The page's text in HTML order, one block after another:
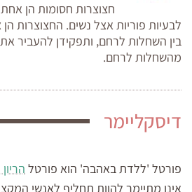
חצוצרות חסומות הן
לבעיות פוריות אצל נשים. החצוצרות
בין השחלות לרחם, ותפקידן להעביר
מהשחלות לרחם.
דיסקליימר
פורטל 'ללדת באהבה' הוא פורטל
אינו מתיימר להוות תחליף לאנשי